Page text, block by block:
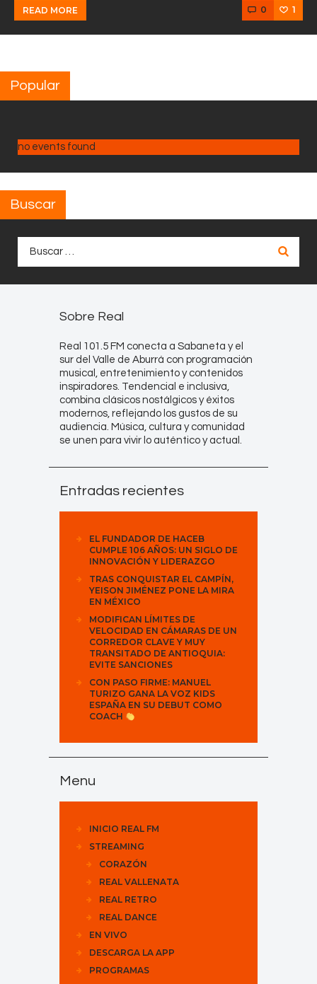
READ MORE 0 1
Popular
no events found
Buscar
Sobre Real
Real 101.5 FM conecta a Sabaneta y el
sur del Valle de Aburrá con programación
musical, entretenimiento y contenidos
inspiradores. Tendencial e inclusiva,
combina clásicos nostálgicos y éxitos
modernos, reflejando los gustos de su
audiencia. Música, cultura y comunidad
se unen para vivir lo auténtico y actual.
Entradas recientes
EL FUNDADOR DE HACEB
CUMPLE 106 AÑOS: UN SIGLO DE
INNOVACIÓN Y LIDERAZGO
TRAS CONQUISTAR EL CAMPÍN,
YEISON JIMÉNEZ PONE LA MIRA
EN MÉXICO
MODIFICAN LÍMITES DE
VELOCIDAD EN CÁMARAS DE UN
CORREDOR CLAVE Y MUY
TRANSITADO DE ANTIOQUIA:
EVITE SANCIONES
CON PASO FIRME: MANUEL
TURIZO GANA LA VOZ KIDS
ESPAÑA EN SU DEBUT COMO
COACH
Menu
INICIO REAL FM
STREAMING
CORAZÓN
REAL VALLENATA
REAL RETRO
REAL DANCE
EN VIVO
DESCARGA LA APP
PROGRAMAS